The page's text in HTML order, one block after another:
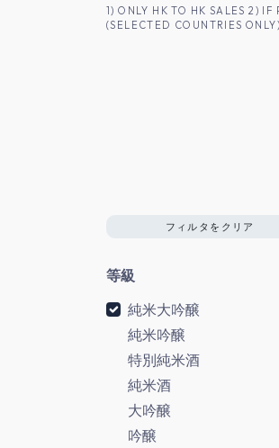
コンテンツへスキップ1) ONLY HK TO HK SALES 2)
(SELECTED COUNTRIES ONLY)
フィルタをクリア
等級
純米大吟醸
純米吟醸
特別純米酒
純米酒
大吟醸
吟醸